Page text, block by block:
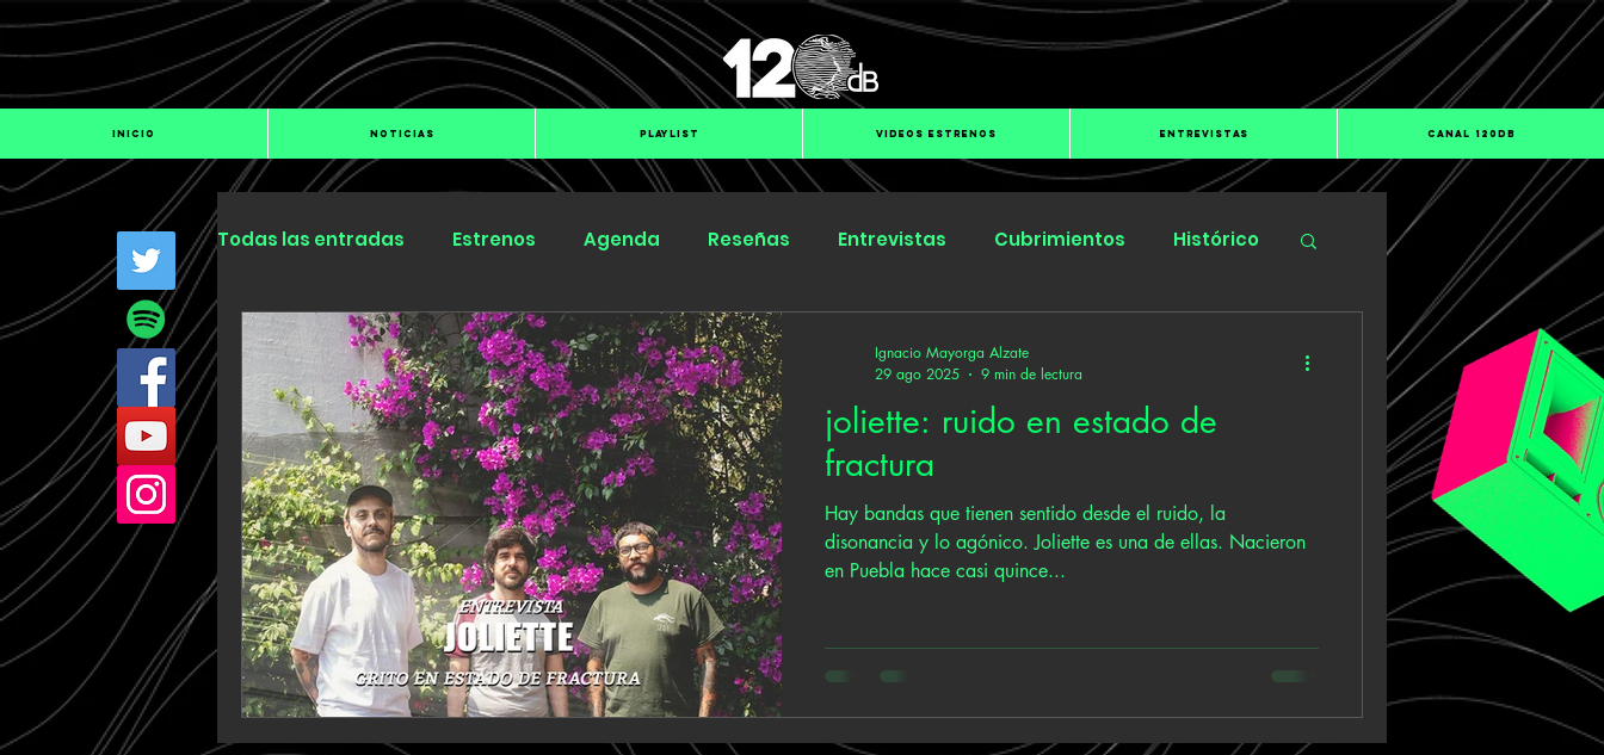
INICIO NOTICIAS PLAYLIST VIDEOS ESTRENOS ENTREVISTAS CANAL 120dB
Todas las entradas Estrenos Agenda Reseñas Entrevistas Cubrimientos Histórico
Industria Especiales Submit Hub Groover
joliette: ruido en estado de
fractura
Hay bandas que tienen sentido desde el ruido, la
disonancia y lo agónico. Joliette es una de ellas. Nacieron
en Puebla hace casi quince...
Ignacio Mayorga Alzate
29 ago 2025
9 min de lectura